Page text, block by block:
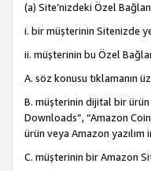
(a) Site’nizdeki Özel
i. bir müşterinin Sitenizde
ii. müşterinin bu Özel
A. söz konusu tıklamanın
B. müşterinin dijital bir ürün
Downloads”, “Amazon
ürün veya Amazon yazılım
C. müşterinin bir Amazon